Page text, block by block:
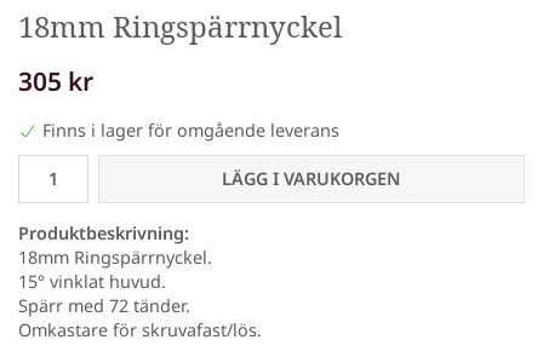
18mm Ringspärrnyckel
305 kr
Finns i lager för omgående leverans
LÄGG I VARUKORGEN
Produktbeskrivning:
18mm Ringspärrnyckel.
15° vinklat huvud.
Spärr med 72 tänder.
Omkastare för skruvafast/lös.